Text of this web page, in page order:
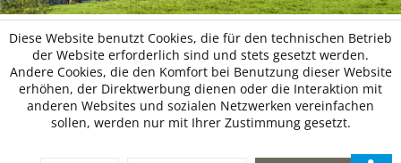
Diese Website benutzt Cookies, die für den technischen Betrieb
der Website erforderlich sind und stets gesetzt werden.
Andere Cookies, die den Komfort bei Benutzung dieser Website
erhöhen, der Direktwerbung dienen oder die Interaktion mit
anderen Websites und sozialen Netzwerken vereinfachen
sollen, werden nur mit Ihrer Zustimmung gesetzt.